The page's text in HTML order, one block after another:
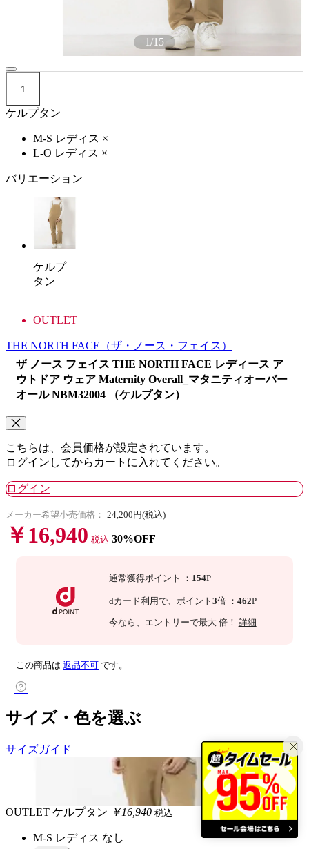
1/15
1
ケルプタン
M-S レディス ×
L-O レディス ×
バリエーション
ケルプ
タン
OUTLET
THE NORTH FACE （ザ・ノース・フェイス）
ザ ノース フェイス THE NORTH FACE レディース ア
ウトドア ウェア Maternity Overall_マタニティオーバー
オール NBM32004 （ケルプタン）
こちらは、会員価格が設定されています。
ログインしてからカートに入れてください。
ログイン
メーカー希望小売価格： 24,200円(税込)
￥16,940 税込 30%OFF
通常獲得ポイント ： 154P
dカード利用で、 ポイント 3倍 ： 462P
今なら 、エントリーで最大 倍！ 詳細
この商品は 返品不可 です。
サイズ・色を選ぶ
サイズガイド
OUTLET ケルプタン ￥16,940 税込
M-S レディス なし